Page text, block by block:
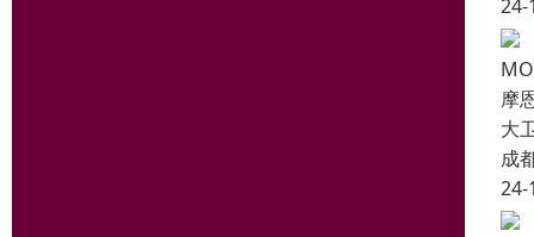
24-
摩
大
成
24-